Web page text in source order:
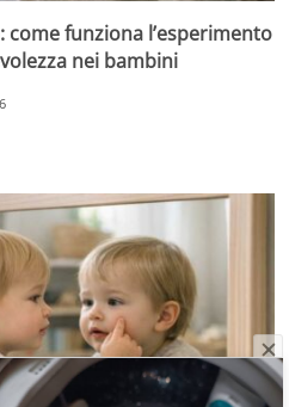
come funziona l’esperimento
nei bambini